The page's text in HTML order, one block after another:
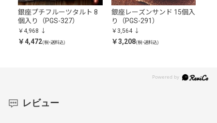
銀座プチフルーツタルト 8
個入り（PGS-327）
￥4,968
￥4,472(税・送料込)
銀座レーズンサンド 15個入
り（PGS-291）
￥3,564
￥3,208(税・送料込)
レビュー